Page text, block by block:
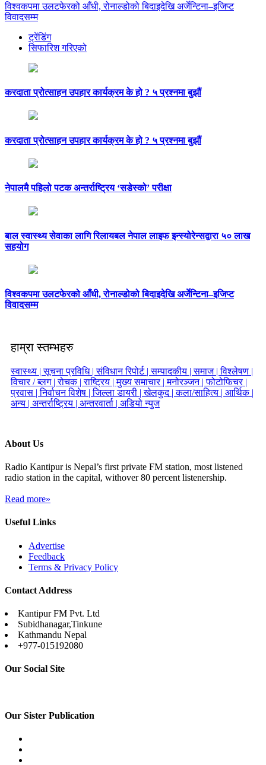
विश्वकपमा उलटफेरको आँधी, रोनाल्डोको बिदाइदेखि अर्जेन्टिना–इजिप्ट
विवादसम्म
ट्रेंडिंग
सिफारिश गरिएको
करदाता प्रोत्साहन उपहार कार्यक्रम के हो ? ५ प्रश्नमा बुझौं
करदाता प्रोत्साहन उपहार कार्यक्रम के हो ? ५ प्रश्नमा बुझौं
नेपालमै पहिलो पटक अन्तर्राष्ट्रिय ‘सडेस्को’ परीक्षा
बाल स्वास्थ्य सेवाका लागि रिलायबल नेपाल लाइफ इन्स्योरेन्सद्वारा ५० लाख
सहयोग
विश्वकपमा उलटफेरको आँधी, रोनाल्डोको बिदाइदेखि अर्जेन्टिना–इजिप्ट
विवादसम्म
हाम्रा स्तम्भहरु
स्वास्थ्य |सूचना प्रविधि |संविधान रिपोर्ट |सम्पादकीय |समाज |विश्लेषण |
विचार / ब्लग |रोचक |राष्ट्रिय |मुख्य समाचार |मनोरञ्जन |फोटोफिचर |
प्रवास |निर्वाचन विशेष |जिल्ला डायरी |खेलकुद |कला/साहित्य | आर्थिक |
अन्य | अन्तर्राष्ट्रिय | अन्तरवार्ता | अडियो न्युज
About Us
Radio Kantipur is Nepal’s first private FM station, most listened
radio station in the capital, withover 80 percent listenership.
Read more»
Useful Links
Advertise
Feedback
Terms & Privacy Policy
Contact Address
Kantipur FM Pvt. Ltd
Subidhanagar,Tinkune
Kathmandu Nepal
+977-015192080
Our Social Site
Our Sister Publication